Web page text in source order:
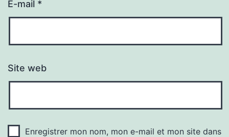
E-mail *
Site web
Enregistrer mon nom, mon e-mail et mon site dans